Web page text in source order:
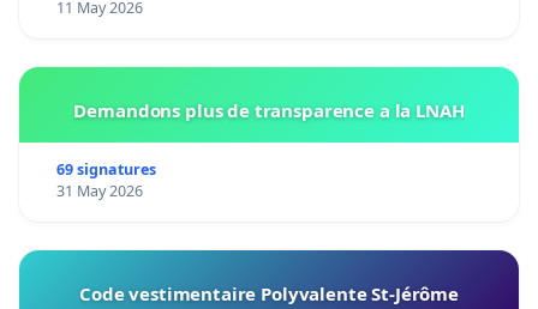
11 May 2026
Demandons plus de transparence a la LNAH
69 signatures
31 May 2026
Code vestimentaire Polyvalente St-Jérôme